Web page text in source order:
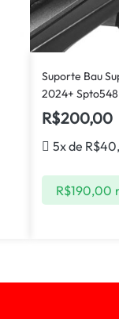
Suporte Bau
2024+ Spto548
R$200,00
5x de R$
R$190,00